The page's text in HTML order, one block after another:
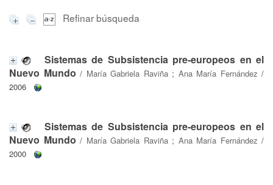
Refinar búsqueda
Sistemas de Subsistencia pre-europeos en el
Nuevo Mundo / María Gabriela Raviña; Ana María Fernández /
2006
Sistemas de Subsistencia pre-europeos en el
Nuevo Mundo / María Gabriela Raviña; Ana María Fernández /
2000